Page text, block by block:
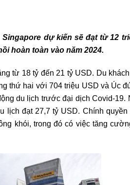
dự kiến sẽ đạt từ 12
hoàn toàn vào năm 2024.
từ 18 tỷ đến 21 tỷ USD. Du
thứ hai với 704 triệu USD và Úc
du lịch trước đại dịch Covid-19.
lịch đạt 27,7 tỷ USD. Chính quyền
khói, trong đó có việc tăng